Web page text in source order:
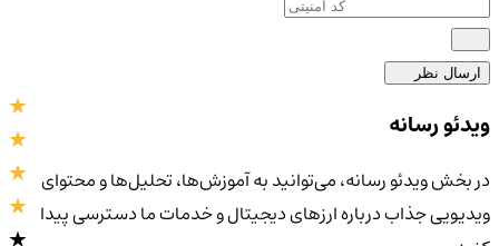
ارسال نظر
ویدئو رسانه
در بخش ویدئو رسانه، می‌توانید به آموزش‌ها، تحلیل‌ها و محتوای
ویدیویی جذاب درباره ارزهای دیجیتال و خدمات ما دسترسی پیدا